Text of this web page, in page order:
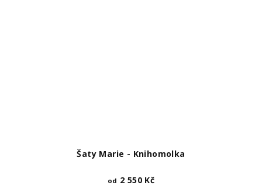
Šaty Marie - Knihomolka
od 2 550 Kč